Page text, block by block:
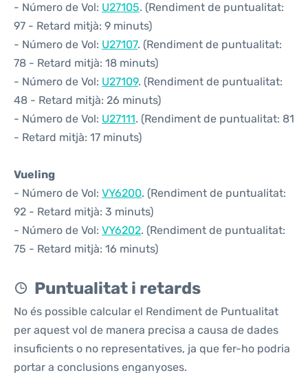
- Número de Vol: U27105. (Rendiment de puntualitat:
97 - Retard mitjà: 9 minuts)
- Número de Vol: U27107. (Rendiment de puntualitat:
78 - Retard mitjà: 18 minuts)
- Número de Vol: U27109. (Rendiment de puntualitat:
48 - Retard mitjà: 26 minuts)
- Número de Vol: U27111. (Rendiment de puntualitat: 81
- Retard mitjà: 17 minuts)
Vueling
- Número de Vol: VY6200. (Rendiment de puntualitat:
92 - Retard mitjà: 3 minuts)
- Número de Vol: VY6202. (Rendiment de puntualitat:
75 - Retard mitjà: 16 minuts)
Puntualitat i retards
No és possible calcular el Rendiment de Puntualitat
per aquest vol de manera precisa a causa de dades
insuficients o no representatives, ja que fer-ho podria
portar a conclusions enganyoses.